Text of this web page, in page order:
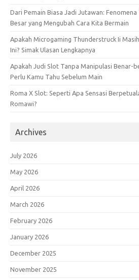
Dari Pemain Biasa Jadi Jutawan:
Besar yang Mengubah Cara Kita Bermain
Apakah Microgaming Thunderstruck Ii
Ini? Simak Ulasan Lengkapnya
Apakah Judi Slot Tanpa Manipulasi Benar-
Perlu Kamu Tahu Sebelum Main
Roma X Slot: Seperti Apa Sensasi
Romawi?
Archives
July 2026
May 2026
April 2026
March 2026
February 2026
January 2026
December 2025
November 2025